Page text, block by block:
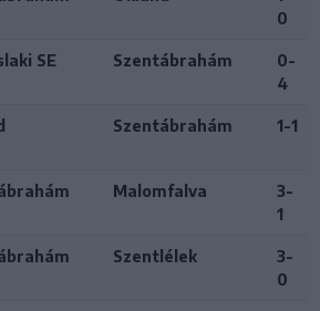
0
SE Szentábrahám
0-
4
Szentábrahám 1-1
Malomfalva
3-
1
Szentlélek
3-
0